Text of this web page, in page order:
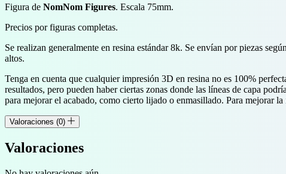
Figura de NomNom Figures. Escala 75mm.
Precios por figuras completas.
Se realizan generalmente en resina estándar 8k. Se envían por piezas
altos.
Tenga en cuenta que cualquier impresión 3D en resina no es 100%
resultados, pero pueden haber ciertas zonas donde las líneas de capa
para mejorar el acabado, como cierto lijado o enmasillado. Para mejorar
Valoraciones (0)
Valoraciones